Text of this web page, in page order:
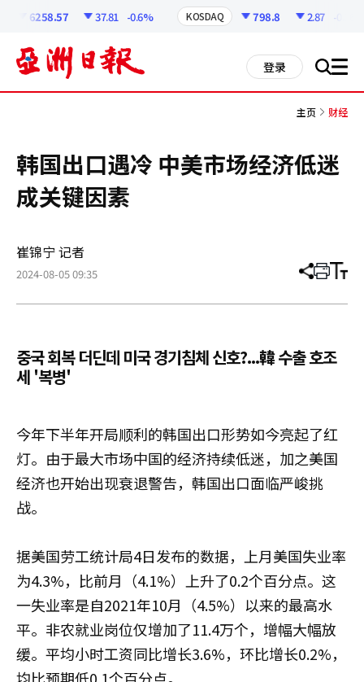
6258.57 37.81 -0.6% KOSDAQ 798.8 2.87 -0.36%
登录 搜 all
主页 财经
韩国出口遇冷 中美市场经济低迷
成关键因素
崔锦宁 记者
2024-08-05 09:35 分
章
打 调
小
중국 회복 더딘데 미국 경기침체 신호?...韓 수출 호조
세 '복병'
今年下半年开局顺利的韩国出口形势如今亮起了红
灯。由于最大市场中国的经济持续低迷，加之美国
经济也开始出现衰退警告，韩国出口面临严峻挑
战。
据美国劳工统计局4日发布的数据，上月美国失业率
为4.3%，比前月（4.1%）上升了0.2个百分点。这
一失业率是自2021年10月（4.5%）以来的最高水
平。非农就业岗位仅增加了11.4万个，增幅大幅放
缓。平均小时工资同比增长3.6%，环比增长0.2%，